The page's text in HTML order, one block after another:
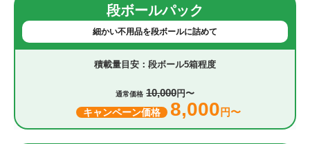
段ボールパック
細かい不用品を段ボールに詰めて
段ボール5箱程度
通常価格 10,000円〜
キャンペーン価格 8,000 円〜